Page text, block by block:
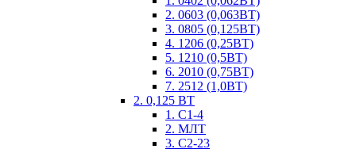
2. 0603 (0,063ВТ)
3. 0805 (0,125ВТ)
4. 1206 (0,25ВТ)
5. 1210 (0,5ВТ)
6. 2010 (0,75ВТ)
7. 2512 (1,0ВТ)
2. 0,125 ВТ
1. С1-4
2. МЛТ
3. С2-23